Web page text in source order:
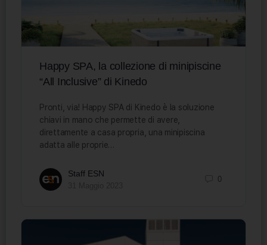
Happy SPA, la collezione di minipiscine
“All Inclusive” di Kinedo
Pronti, via! Happy SPA di Kinedo è la soluzione
chiavi in mano che permette di avere,
direttamente a casa propria, una minipiscina
adatta alle proprie…
Staff ESN
0